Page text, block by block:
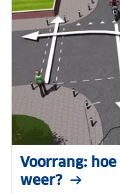
Voorrang:
weer?